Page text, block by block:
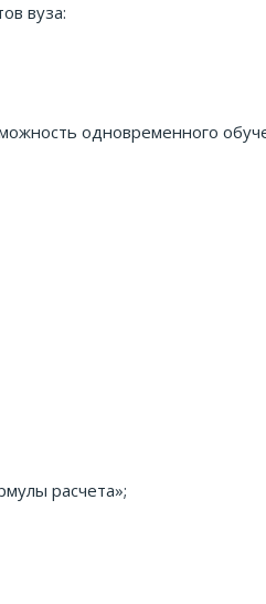
вуза:
одновременного
расчета»;